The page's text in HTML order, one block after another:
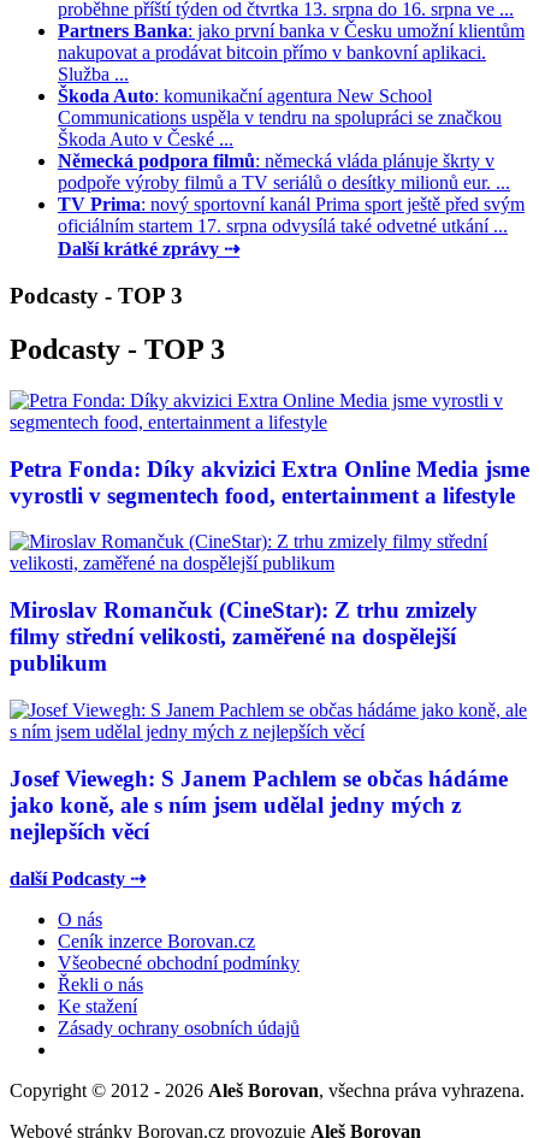
proběhne příští týden od čtvrtka 13. srpna do 16. srpna ve ...
Partners Banka: jako první banka v Česku umožní klientům
nakupovat a prodávat bitcoin přímo v bankovní aplikaci.
Služba ...
Škoda Auto: komunikační agentura New School
Communications uspěla v tendru na spolupráci se značkou
Škoda Auto v České ...
Německá podpora filmů: německá vláda plánuje škrty v
podpoře výroby filmů a TV seriálů o desítky milionů eur. ...
TV Prima: nový sportovní kanál Prima sport ještě před svým
oficiálním startem 17. srpna odvysílá také odvetné utkání ...
Další krátké zprávy ⇢
Podcasty - TOP 3
Podcasty - TOP 3
Petra Fonda: Díky akvizici Extra Online Media jsme
vyrostli v segmentech food, entertainment a lifestyle
Miroslav Romančuk (CineStar): Z trhu zmizely
filmy střední velikosti, zaměřené na dospělejší
publikum
Josef Viewegh: S Janem Pachlem se občas hádáme
jako koně, ale s ním jsem udělal jedny mých z
nejlepších věcí
další Podcasty ⇢
O nás
Ceník inzerce Borovan.cz
Všeobecné obchodní podmínky
Řekli o nás
Ke stažení
Zásady ochrany osobních údajů
Copyright © 2012 - 2026 Aleš Borovan, všechna práva vyhrazena.
Webové stránky Borovan.cz provozuje Aleš Borovan